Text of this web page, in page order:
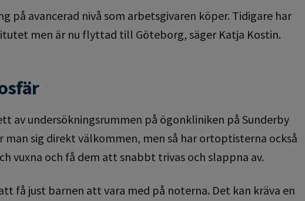
på avancerad nivå som arbetsgivaren köper. Tidigare har
men är nu flyttad till Göteborg, säger Katja Kostin.
av undersökningsrummen på ögonkliniken på Sunderby
man sig direkt välkommen, men så har ortoptisterna också
vuxna och få dem att snabbt trivas och slappna av.
få just barnen att vara med på noterna. Det kan kräva en